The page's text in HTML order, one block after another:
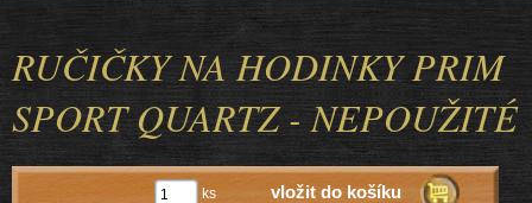
RUČIČKY NA HODINKY PRIM
SPORT QUARTZ - NEPOUŽITÉ